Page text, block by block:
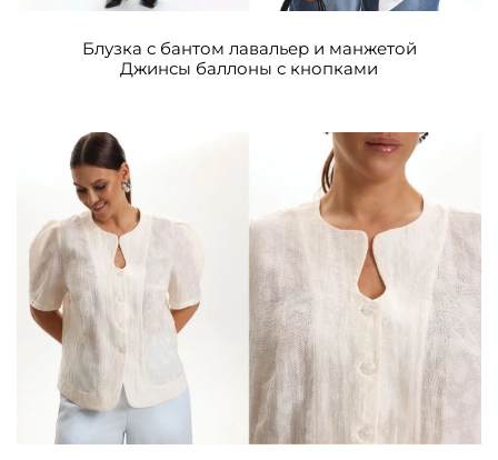
Блузка с бантом лавальер и манжетой
Джинсы баллоны с кнопками